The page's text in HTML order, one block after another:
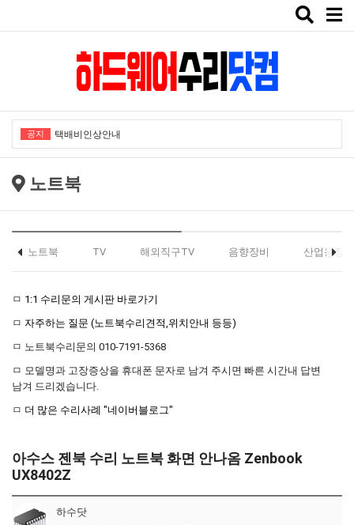
Toggle
공지
★★★ 1:1 수리문의 문의 ★★★
2025년 8월 휴가안내입니다.
택배비인상안내
★★★ 1:1 수리문의 문의 ★★★
2024년 한가위 휴일 안내
노트북
노트북 TV 해외직구TV 음향장비 산업용장비
ㅁ 1:1 수리문의 게시판 바로가기
ㅁ 자주하는 질문 (노트북수리견적,위치안내 등등)
ㅁ 노트북수리문의 010-7191-5368
ㅁ 모델명과 고장증상을 휴대폰 문자로 남겨 주시면 빠른 시간내 답변
남겨 드리겠습니다.
ㅁ 더 많은 수리사례 "네이버블로그"
아수스 젠북 수리 노트북 화면 안나옴 Zenbook
UX8402Z
하수닷